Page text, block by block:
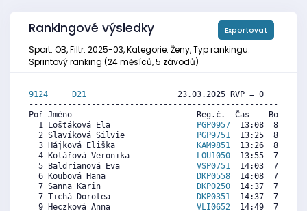
Rankingové výsledky Exportovat
Sport: OB, Filtr: 2025-03, Kategorie: Ženy, Typ rankingu:
Sprintový ranking (24 měsíců, 5 závodů)
9124 D21
23.03.2025 RVP = 0     IP
Poř Jméno                          Reg.č.  Čas    Body
  1 Lošťáková Ela
PGP0957
13:08  8186
  2 Slavíková Silvie
PGP9751
13:25  8015
  3 Hájková Eliška
KAM9851
13:26  8005
  4 Kolářová Veronika
LOU1050
13:55  7712
  5 Baldrianová Eva
VSP0751
14:03  7631
  6 Koubová Hana
DKP0558
14:08  7581
  7 Sanna Karin
DKP0250
14:37  7288
  7 Tichá Dorotea
DKP0351
14:37  7288
  9 Heczková Anna
VLI0652
14:49  7167